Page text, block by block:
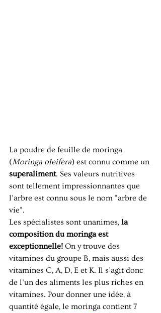
La poudre de feuille de moringa
(Moringa oleifera) est connu comme un
superaliment. Ses valeurs nutritives
sont tellement impressionnantes que
l'arbre est connu sous le nom "arbre de
vie".
Les spécialistes sont unanimes, la
composition du moringa est
exceptionnelle! On y trouve des
vitamines du groupe B, mais aussi des
vitamines C, A, D, E et K. Il s’agit donc
de l’un des aliments les plus riches en
vitamines. Pour donner une idée, à
quantité égale, le moringa contient 7